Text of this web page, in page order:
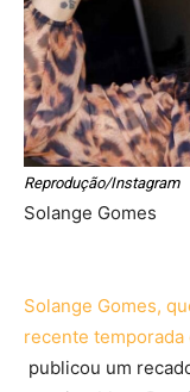
Reprodução/Instagram
Solange Gomes
Solange Gomes,
recente temporada
publicou um